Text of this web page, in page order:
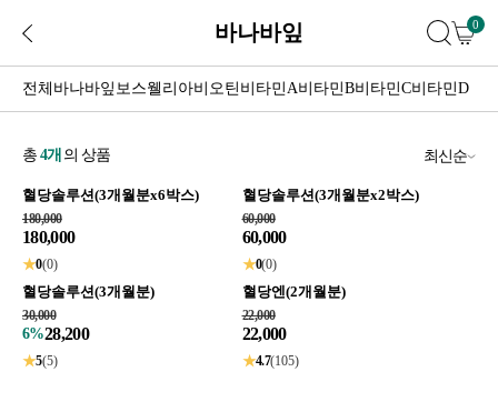
바나바잎 0
전체 바나바잎 보스웰리아비오틴 비타민A비타민B비타민C비타민D
총 4개 의 상품 최신순
혈당솔루션(3개월분x6박스)
180,000
180,000
★0(0)
혈당솔루션(3개월분x2박스)
60,000
60,000
★0(0)
혈당솔루션(3개월분)
30,000
6%28,200
★5(5)
혈당엔(2개월분)
22,000
22,000
★4.7(105)